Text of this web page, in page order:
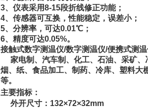
3、仪表采用8-15段折线修正功能；
4、传感器可互换，性能稳定，误差小；
5、分辨率，可达0.01℃；
6、精度可达0.05%。
接触式数字测温仪/数字测温仪/便携式测
家电制、汽车制、化工、石油、采矿、
烟、纸、食品加工、制药、冷库、塑料大
等。
主要指标：
外开尺寸：132×72×32mm